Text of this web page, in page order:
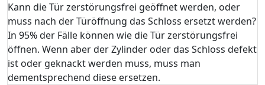
Kann die Tür zerstörungsfrei geöffnet werden, oder
muss nach der Türöffnung das Schloss ersetzt werden?
In 95% der Fälle können wie die Tür zerstörungsfrei
öffnen. Wenn aber der Zylinder oder das Schloss defekt
ist oder geknackt werden muss, muss man
dementsprechend diese ersetzen.